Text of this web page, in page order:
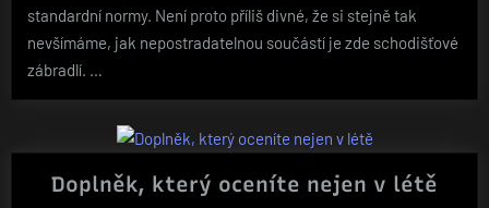
standardní normy. Není proto příliš divné, že si stejně tak
nevšímáme, jak nepostradatelnou součástí je zde schodišťové
zábradlí. …
Doplněk, který oceníte nejen v létě